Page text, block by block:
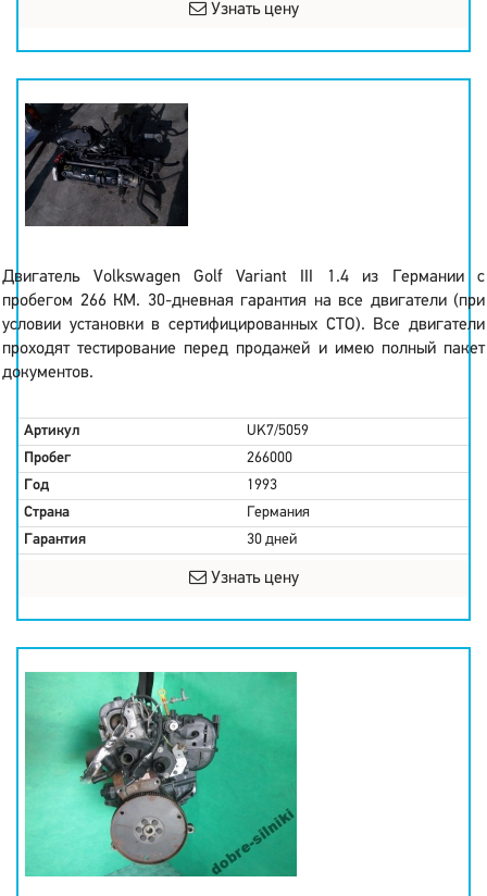
Узнать цену
Двигатель Volkswagen Golf Variant III 1.4 из Германии с
пробегом 266 КМ. 30-дневная гарантия на все двигатели (при
условии установки в сертифицированных СТО). Все двигатели
проходят тестирование перед продажей и имею полный пакет
документов.
Артикул
UK7/5059
Пробег
266000
Год
1993
Страна
Германия
Гарантия
30 дней
Узнать цену